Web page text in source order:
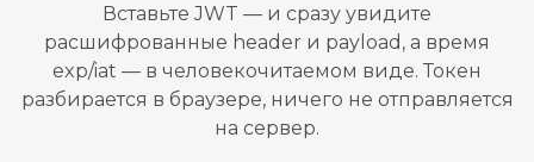
Вставьте JWT — и сразу увидите
расшифрованные header и payload, а время
exp/iat — в человекочитаемом виде. Токен
разбирается в браузере, ничего не отправляется
на сервер.